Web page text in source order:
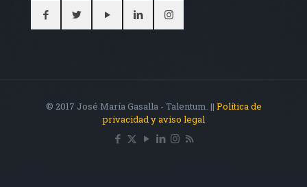
© 2017 José María Gasalla - Talentum. || Política de
privacidad y aviso legal